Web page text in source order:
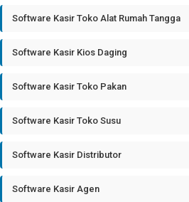
Software Kasir Toko Alat Rumah Tangga
Software Kasir Kios Daging
Software Kasir Toko Pakan
Software Kasir Toko Susu
Software Kasir Distributor
Software Kasir Agen